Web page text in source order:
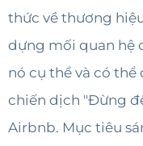
thức về thương
dựng mối quan hệ
nó cụ thể và có
chiến dịch "Đừng
Airbnb. Mục tiêu